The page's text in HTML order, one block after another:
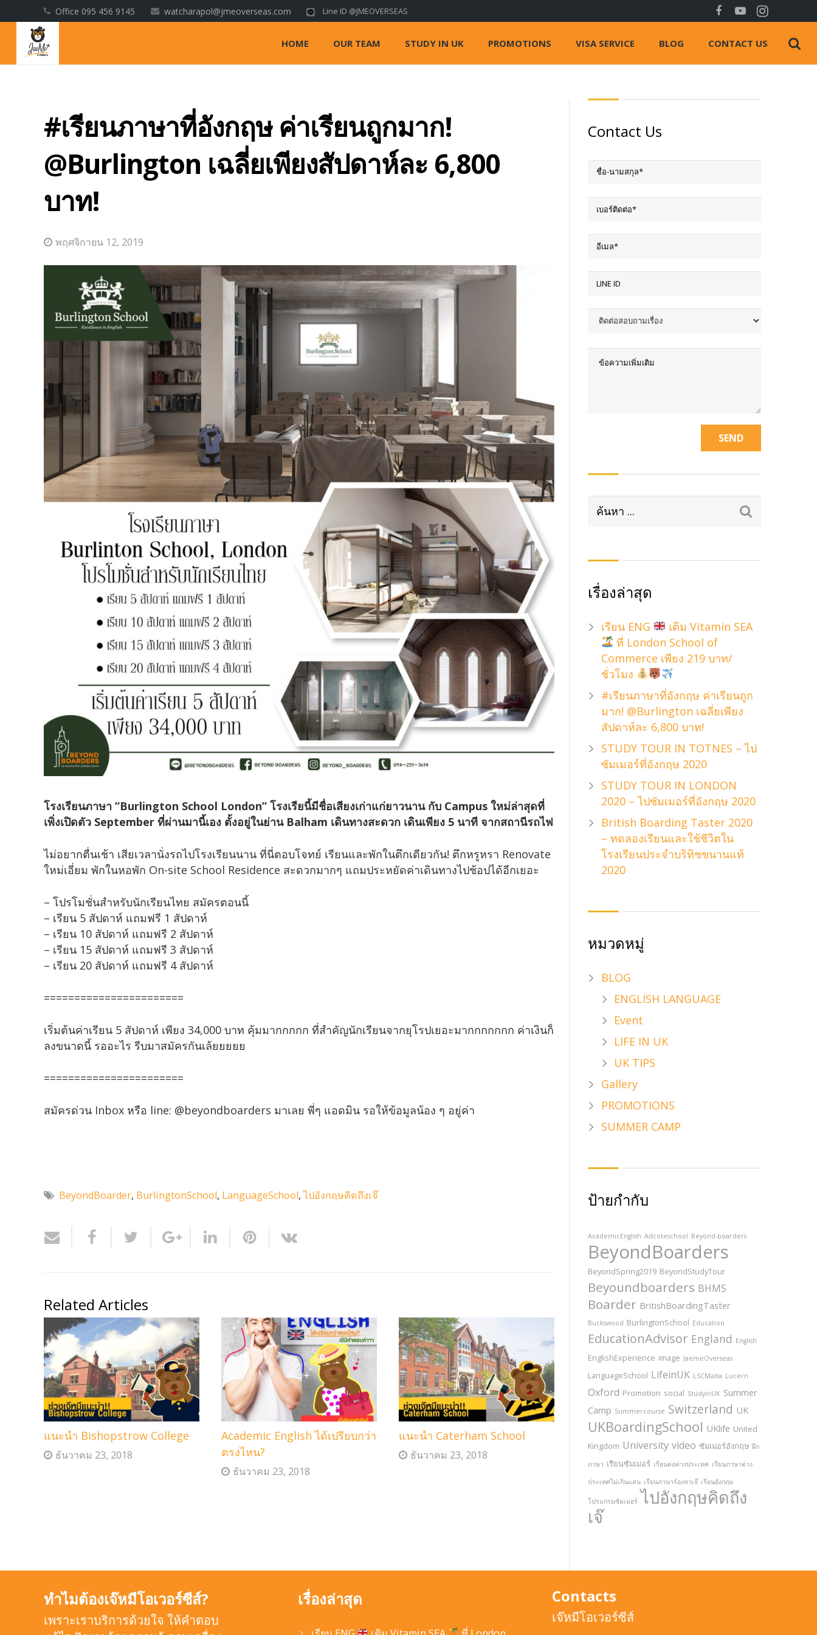
Office 095 456 9145 watcharapol@jmeoverseas.com Line ID @JMEOVERSEAS
HOME OUR TEAM STUDY IN UK PROMOTIONS VISA SERVICE BLOG CONTACT US
#เรียนภาษาที่อังกฤษ ค่าเรียนถูกมาก!
@Burlington เฉลี่ยเพียงสัปดาห์ละ 6,800
บาท!
พฤศจิกายน 12, 2019
โรงเรียนภาษา ”Burlington School London” โรงเรียนี้มีชื่อเสียงเก่าแก่ยาวนาน กับ Campus ใหม่ล่าสุดที่
เพิ่งเปิดตัว September ที่ผ่านมานี้เอง ตั้งอยู่ในย่าน Balham เดินทางสะดวก เดินเพียง 5 นาที จากสถานีรถไฟ
ไม่อยากตื่นเช้า เสียเวลานั่งรถไปโรงเรียนนาน ที่นี่ตอบโจทย์ เรียนและพักในตึกเดียวกัน! ตึกหรูหรา Renovate
ใหม่เอี่ยม พักในหอพัก On-site School Residence สะดวกมากๆ แถมประหยัดค่าเดินทางไปช้อปได้อีกเยอะ
– โปรโมชั่นสำหรับนักเรียนไทย สมัครตอนนี้
– เรียน 5 สัปดาห์ แถมฟรี 1 สัปดาห์
– เรียน 10 สัปดาห์ แถมฟรี 2 สัปดาห์
– เรียน 15 สัปดาห์ แถมฟรี 3 สัปดาห์
– เรียน 20 สัปดาห์ แถมฟรี 4 สัปดาห์
=======================
เริ่มต้นค่าเรียน 5 สัปดาห์ เพียง 34,000 บาท คุ้มมากกกกก ที่สำคัญนักเรียนจากยุโรปเยอะมากกกกกกก ค่าเงินก็
ลงขนาดนี้ รออะไร รีบมาสมัครกันเล้ยยยยย
=======================
สมัครด่วน Inbox หรือ line: @beyondboarders มาเลย พี่ๆ แอดมิน รอให้ข้อมูลน้อง ๆ อยู่ค่า
BeyondBoarder, BurlingtonSchool, LanguageSchool,ไปอังกฤษคิดถึงเจ๊
Related Articles
แนะนำ Bishopstrow College
ธันวาคม 23, 2018
Academic English ได้เปรียบกว่า
ตรงไหน?
ธันวาคม 23, 2018
แนะนำ Caterham School
ธันวาคม 23, 2018
Contact Us
เรื่องล่าสุด
เรียน ENG
เติม Vitamin SEA
ที่ London School of
Commerce เพียง 219 บาท/
ชั่วโมง
#เรียนภาษาที่อังกฤษ ค่าเรียนถูก
มาก! @Burlington เฉลี่ยเพียง
สัปดาห์ละ 6,800 บาท!
STUDY TOUR IN TOTNES – ไป
ซัมเมอร์ที่อังกฤษ 2020
STUDY TOUR IN LONDON
2020 – ไปซัมเมอร์ที่อังกฤษ 2020
British Boarding Taster 2020
– ทดลองเรียนและใช้ชีวิตใน
โรงเรียนประจำบริทิชขนานแท้
2020
หมวดหมู่
BLOG
ENGLISH LANGUAGE
Event
LIFE IN UK
UK TIPS
Gallery
PROMOTIONS
SUMMER CAMP
ป้ายกำกับ
AcademicEnglish Adcoteschool Beyond-boarders
BeyondBoarders
BeyondSpring2019 BeyondStudyTour
Beyoundboarders BHMS
Boarder BritishBoardingTaster
Buckswood BurlingtonSchool Education
EducationAdvisor England English
EnglishExperience image JaemeOverseas
LanguageSchool LifeinUK LSCMalta Lucern
Oxford Promotion social StudyinUK Summer
Camp Summercourse Switzerland UK
UKBoardingSchool UKlife United
Kingdom University video ซัมเมอร์อังกฤษ ฝึก
ภาษา เรียนซัมเมอร์ เรียนต่อต่างประเทศ เรียนภาษาต่าง
ประเทศไม่เกินแสน เรียนภาษาร้องหาเจ๊ เรียนอังกฤษ
โปรแกรมซัมเมอร์ ไปอังกฤษคิดถึง
เจ๊
ทำไมต้องเจ๊หมีโอเวอร์ซีส์?
เพราะเราบริการด้วยใจ ให้คำตอบ
เรื่องล่าสุด Contacts
เจ๊หมีโอเวอร์ซีส์